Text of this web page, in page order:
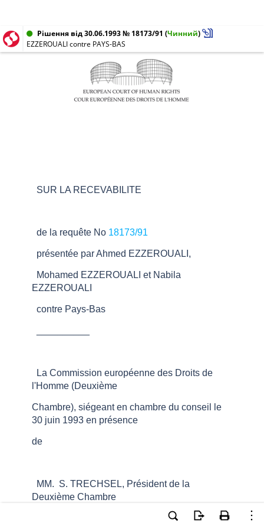
Рішення від 30.06.1993 № 18173/91 (Чинний)
EZZEROUALI contre PAYS-BAS
SUR LA RECEVABILITE
de la requête No 18173/91
présentée par Ahmed EZZEROUALI,
Mohamed EZZEROUALI et Nabila
EZZEROUALI
contre Pays-Bas
La Commission européenne des Droits de
l'Homme (Deuxième
Chambre), siégeant en chambre du conseil le
30 juin 1993 en présence
de
MM. S. TRECHSEL, Président de la
Deuxième Chambre